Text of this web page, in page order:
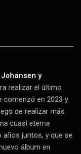
Johansen y
realizar el último
comenzó en 2023 y
de realizar más
cuasi eterna
años juntos, y que se
álbum en